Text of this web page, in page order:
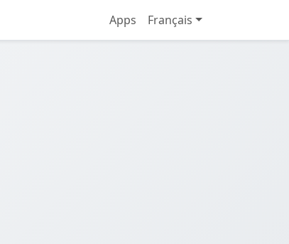
Apps Français